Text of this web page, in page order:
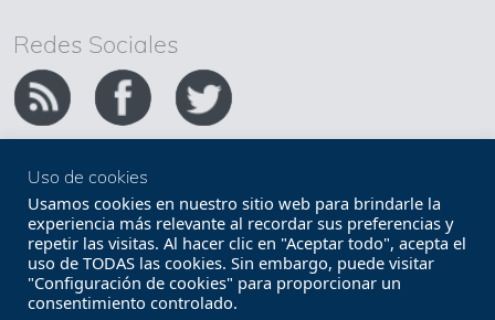
Redes Sociales
Copyright FEMP
Accesibilidad
Términos legales
Política de privacidad
Términos y condiciones de uso
Uso de cookies
Usamos cookies en nuestro sitio web para brindarle la
experiencia más relevante al recordar sus preferencias y
repetir las visitas. Al hacer clic en "Aceptar todo", acepta el
uso de TODAS las cookies. Sin embargo, puede visitar
"Configuración de cookies" para proporcionar un
consentimiento controlado.